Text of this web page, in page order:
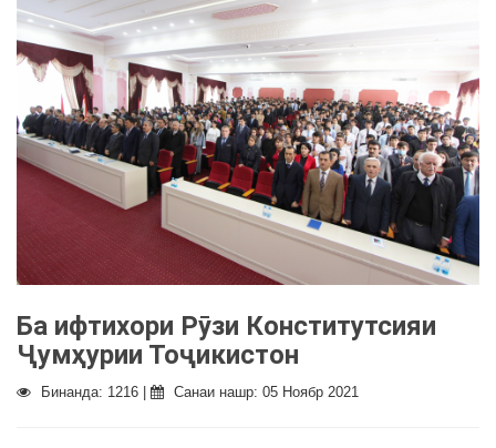
Ба ифтихори Рӯзи Конститутсияи
Ҷумҳурии Тоҷикистон
Бинанда: 1216 | Санаи нашр: 05 Ноябр 2021